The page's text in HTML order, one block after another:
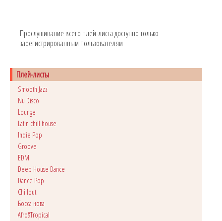
Прослушивание всего плей-листа доступно только
зарегистрированным пользователям
Плей-листы
Smooth Jazz
Nu Disco
Lounge
Latin chill house
Indie Pop
Groove
EDM
Deep House Dance
Dance Pop
Сhillout
Босса нова
Afro&Tropical